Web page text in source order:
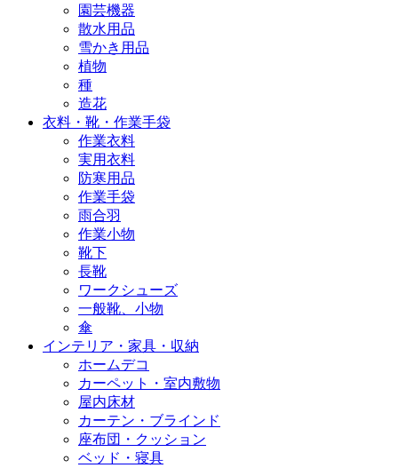
園芸機器
散水用品
雪かき用品
植物
種
造花
衣料・靴・作業手袋
作業衣料
実用衣料
防寒用品
作業手袋
雨合羽
作業小物
靴下
長靴
ワークシューズ
一般靴、小物
傘
インテリア・家具・収納
ホームデコ
カーペット・室内敷物
屋内床材
カーテン・ブラインド
座布団・クッション
ベッド・寝具